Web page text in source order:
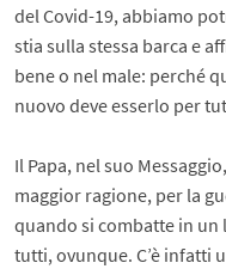
del Covid-19, abbiamo
stia sulla stessa barca e
bene o nel male: perché
nuovo deve esserlo per
Il Papa, nel suo
maggior ragione, per la
quando si combatte in un
tutti, ovunque. C’è infatti